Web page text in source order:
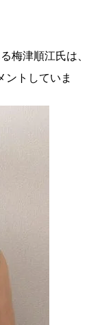
梅津順江氏は、
ントしていま